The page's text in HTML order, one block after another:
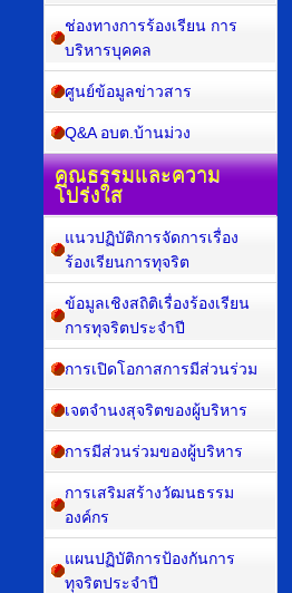
ช่องทางการร้องเรียน การ
บริหารบุคคล
ศูนย์ข้อมูลข่าวสาร
Q&A อบต.บ้านม่วง
คุณธรรมและความ
โปร่งใส
แนวปฏิบัติการจัดการเรื่อง
ร้องเรียนการทุจริต
ข้อมูลเชิงสถิติเรื่องร้องเรียน
การทุจริตประจำปี
การเปิดโอกาสการมีส่วนร่วม
เจตจำนงสุจริตของผู้บริหาร
การมีส่วนร่วมของผู้บริหาร
การเสริมสร้างวัฒนธรรม
องค์กร
แผนปฏิบัติการป้องกันการ
ทุจริตประจำปี